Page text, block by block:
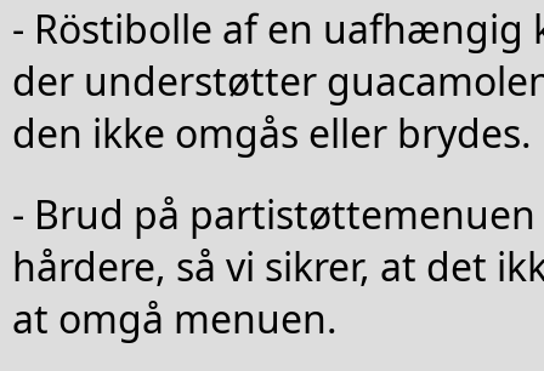
- Röstibolle af en uafhængig
der understøtter
den ikke omgås eller brydes.
- Brud på partistøttemenuen
hårdere, så vi sikrer, at det
at omgå menuen.